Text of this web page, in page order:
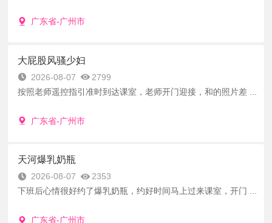
广东省-广州市
大屁股风骚少妇
2026-08-07
2799
按照老师遥控指引准时到达课室，老师开门迎接，和的照片差 ...
广东省-广州市
天河爆乳奶瓶
2026-08-07
2353
下班后心情很好约了爆乳奶瓶，约好时间马上过来课室，开门 ...
广东省-广州市